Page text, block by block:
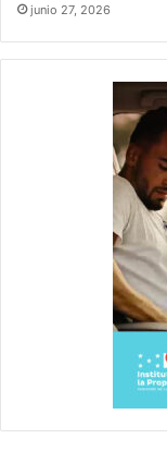
junio 27, 2026